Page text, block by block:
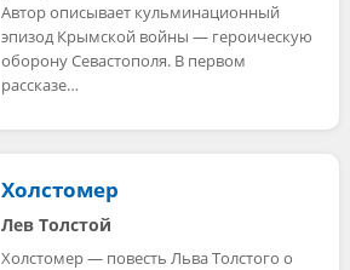
Автор описывает кульминационный
эпизод Крымской войны — героическую
оборону Севастополя. В первом
рассказе…
Холстомер
Лев Толстой
Холстомер — повесть Льва Толстого о